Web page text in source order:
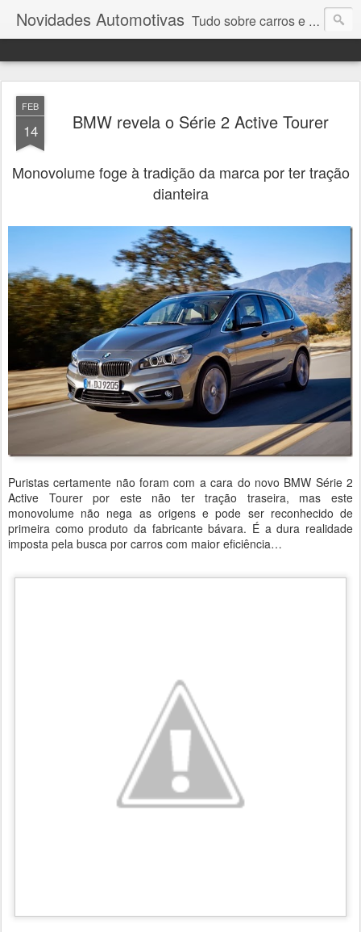
Novidades Automotivas Tudo sobre carros e motores
FEB
14 BMW revela o Série 2 Active Tourer
Monovolume foge à tradição da marca por ter tração
dianteira
Puristas certamente não foram com a cara do novo BMW Série 2
Active Tourer por este não ter tração traseira, mas este
monovolume não nega as origens e pode ser reconhecido de
primeira como produto da fabricante bávara. É a dura realidade
imposta pela busca por carros com maior eficiência…